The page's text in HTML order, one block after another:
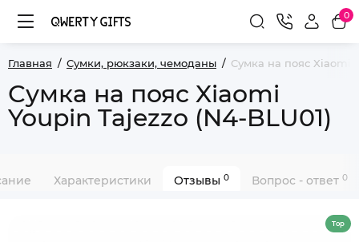
0
Главная Сумки, рюкзаки, чемоданы Сумка на пояс Xiaomi
Сумка на пояс Xiaomi
Youpin Tajezzo (N4-BLU01)
Характеристики Отзывы 0 Вопрос - ответ 0
Top